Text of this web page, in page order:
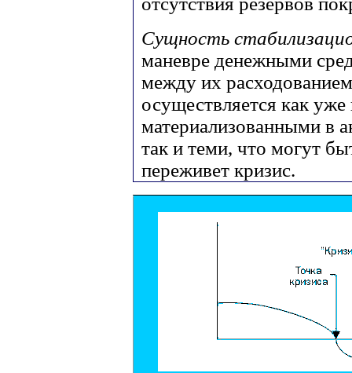
Сущность
маневре денежными
между их
осуществляется как
материализованными в
так и теми, что могут
переживет кризис.